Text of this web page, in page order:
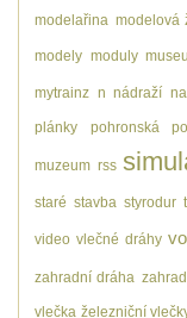
modelařina modelová
modely moduly
mytrainz n nádraží
plánky pohronská
muzeum rss
staré stavba styrodur
video vlečné dráhy
zahradní dráha
vlečka železniční